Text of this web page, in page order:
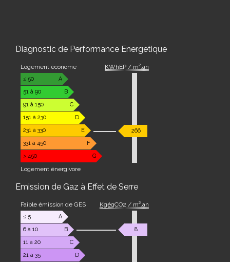
Diagnostic de Performance Energetique
Logement économe KWhEP / m².an
≤ 50
A
51 à 90
B
91 à 150
C
151 à 230
D
231 à 330
E
331 à 450
F
> 450
G
266
Logement énergivore
Emission de Gaz à Effet de Serre
Faible émission de GES KgéqCO2 / m².an
≤ 5
A
6 à 10
B
11 à 20
C
21 à 35
D
8